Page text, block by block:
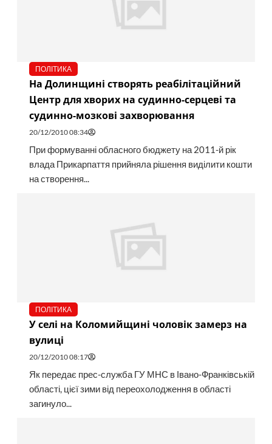
ПОЛІТИКА
На Долинщині створять реабілітаційний
Центр для хворих на судинно-серцеві та
судинно-мозкові захворювання
20/12/2010 08:34
При формуванні обласного бюджету на 2011-й рік
влада Прикарпаття прийняла рішення виділити кошти
на створення...
ПОЛІТИКА
У селі на Коломийщині чоловік замерз на
вулиці
20/12/2010 08:17
Як передає прес-служба ГУ МНС в Івано-Франківській
області, цієї зими від переохолодження в області
загинуло...